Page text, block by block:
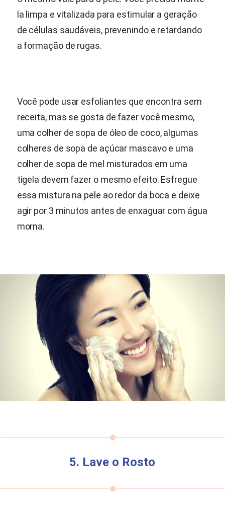
la limpa e vitalizada para estimular a geração
de células saudáveis, prevenindo e retardando
a formação de rugas.
Você pode usar esfoliantes que encontra sem
receita, mas se gosta de fazer você mesmo,
uma colher de sopa de óleo de coco, algumas
colheres de sopa de açúcar mascavo e uma
colher de sopa de mel misturados em uma
tigela devem fazer o mesmo efeito. Esfregue
essa mistura na pele ao redor da boca e deixe
agir por 3 minutos antes de enxaguar com água
morna.
5. Lave o Rosto